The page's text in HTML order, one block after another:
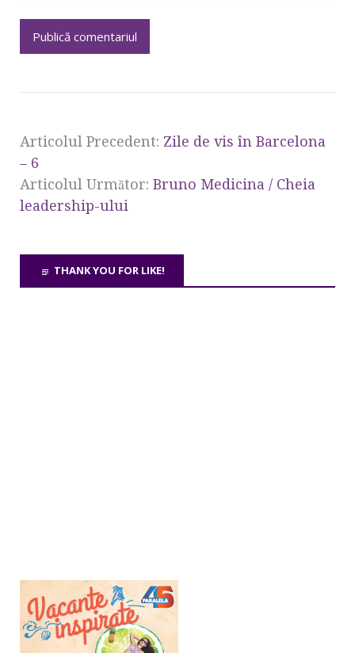
Articolul Precedent: Zile de vis în Barcelona
– 6
Articolul Următor: Bruno Medicina / Cheia
leadership-ului
THANK YOU FOR LIKE!